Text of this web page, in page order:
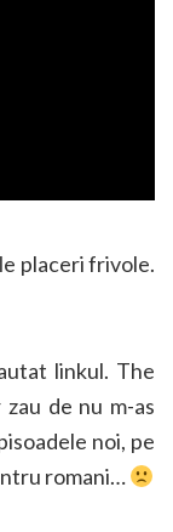
placeri frivole.
linkul. The
de nu m-as
noi, pe
romani…